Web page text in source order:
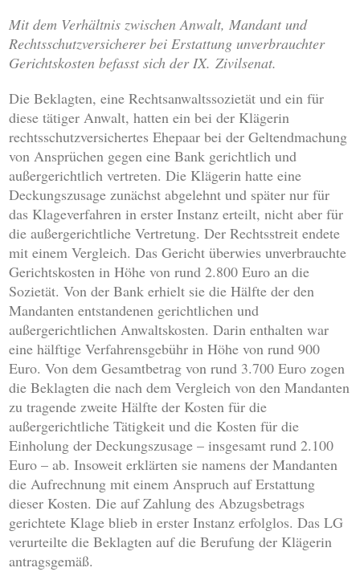
Mit dem Verhältnis zwischen Anwalt, Mandant und
Rechtsschutzversicherer bei Erstattung unverbrauchter
Gerichtskosten befasst sich der IX. Zivilsenat.
Die Beklagten, eine Rechtsanwaltssozietät und ein für
diese tätiger Anwalt, hatten ein bei der Klägerin
rechtsschutzversichertes Ehepaar bei der Geltendmachung
von Ansprüchen gegen eine Bank gerichtlich und
außergerichtlich vertreten. Die Klägerin hatte eine
Deckungszusage zunächst abgelehnt und später nur für
das Klageverfahren in erster Instanz erteilt, nicht aber für
die außergerichtliche Vertretung. Der Rechtsstreit endete
mit einem Vergleich. Das Gericht überwies unverbrauchte
Gerichtskosten in Höhe von rund 2.800 Euro an die
Sozietät. Von der Bank erhielt sie die Hälfte der den
Mandanten entstandenen gerichtlichen und
außergerichtlichen Anwaltskosten. Darin enthalten war
eine hälftige Verfahrensgebühr in Höhe von rund 900
Euro. Von dem Gesamtbetrag von rund 3.700 Euro zogen
die Beklagten die nach dem Vergleich von den Mandanten
zu tragende zweite Hälfte der Kosten für die
außergerichtliche Tätigkeit und die Kosten für die
Einholung der Deckungszusage – insgesamt rund 2.100
Euro – ab. Insoweit erklärten sie namens der Mandanten
die Aufrechnung mit einem Anspruch auf Erstattung
dieser Kosten. Die auf Zahlung des Abzugsbetrags
gerichtete Klage blieb in erster Instanz erfolglos. Das LG
verurteilte die Beklagten auf die Berufung der Klägerin
antragsgemäß.